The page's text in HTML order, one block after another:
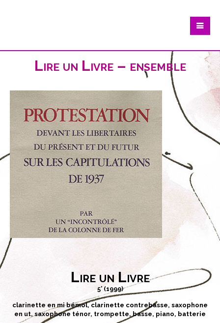
Lire un Livre – ensemble
Lire un Livre
5’ (1999)
clarinette en mi bémol, clarinette contrebasse, saxophone
en ut, saxophone ténor, trompette, basse, piano, batterie